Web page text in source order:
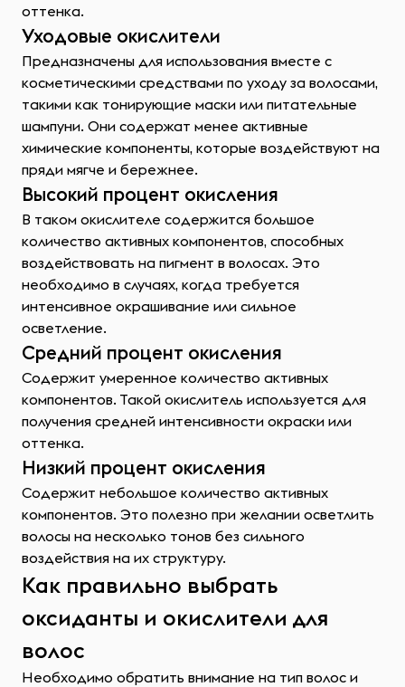
оттенка.
Уходовые окислители
Предназначены для использования вместе с
косметическими средствами по уходу за волосами,
такими как тонирующие маски или питательные
шампуни. Они содержат менее активные
химические компоненты, которые воздействуют на
пряди мягче и бережнее.
Высокий процент окисления
В таком окислителе содержится большое
количество активных компонентов, способных
воздействовать на пигмент в волосах. Это
необходимо в случаях, когда требуется
интенсивное окрашивание или сильное
осветление.
Средний процент окисления
Содержит умеренное количество активных
компонентов. Такой окислитель используется для
получения средней интенсивности окраски или
оттенка.
Низкий процент окисления
Содержит небольшое количество активных
компонентов. Это полезно при желании осветлить
волосы на несколько тонов без сильного
воздействия на их структуру.
Как правильно выбрать
оксиданты и окислители для
волос
Необходимо обратить внимание на тип волос и